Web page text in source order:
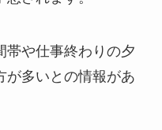
帯や仕事終わりの夕
が多いとの情報があ